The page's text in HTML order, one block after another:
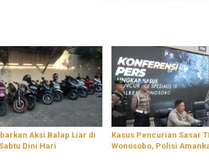
Aksi Balap Liar di
Dini Hari
Kasus Pencurian Sasar
Wonosobo, Polisi